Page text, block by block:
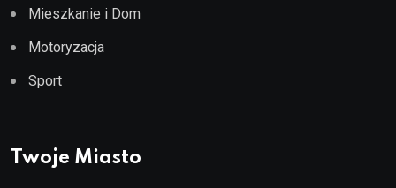
Mieszkanie i Dom
Motoryzacja
Sport
Twoje Miasto